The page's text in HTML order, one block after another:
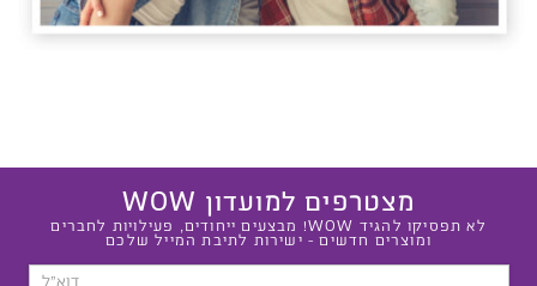
מצטרפים למועדון WOW
לא תפסיקו להגיד WOW! מבצעים ייחודים, פעילויות לחברים
ומוצרים חדשים - ישירות לתיבת המייל שלכם